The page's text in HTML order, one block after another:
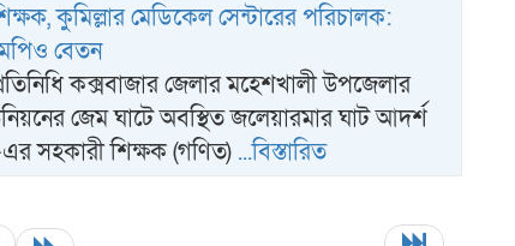
কুমিল্লার মেডিকেল সেন্টারের পরিচালক:
বেতন
কক্সবাজার জেলার মহেশখালী উপজেলার
জেম ঘাটে অবস্থিত জলেয়ারমার ঘাট আদর্শ
এর সহকারী শিক্ষক (গণিত) ...বিস্তারিত